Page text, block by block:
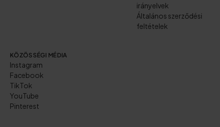
irányelvek
Általános szerződési
feltételek
KÖZÖSSÉGI MÉDIA
Instagram
Facebook
TikTok
YouTube
Pinterest